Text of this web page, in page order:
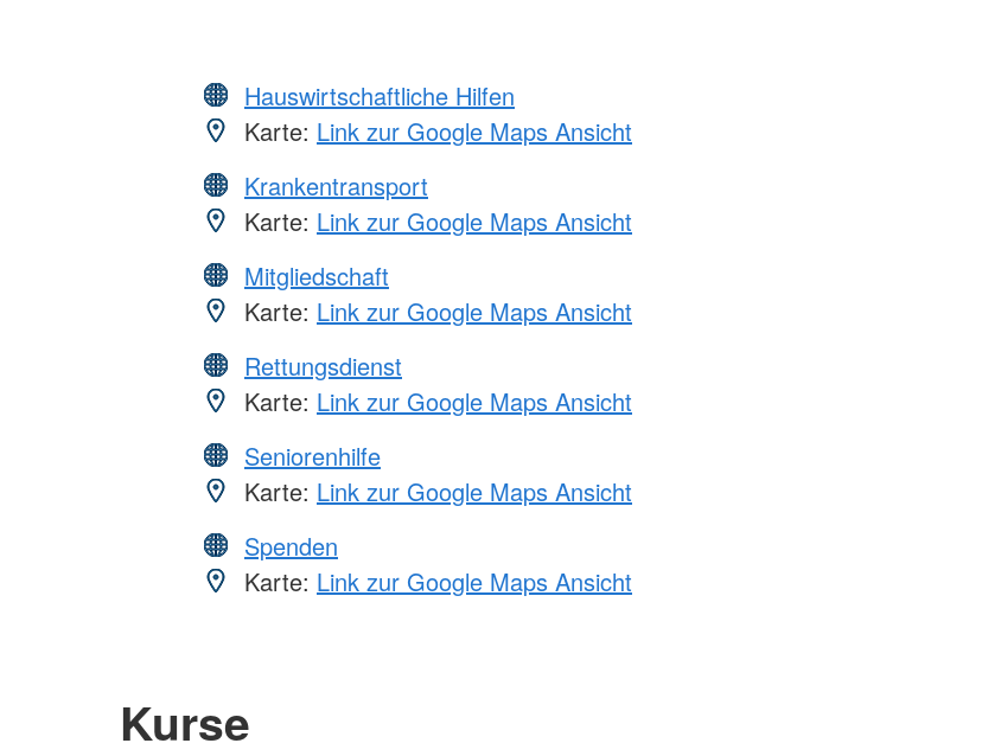
Hauswirtschaftliche Hilfen
Karte: Link zur Google Maps Ansicht
Krankentransport
Karte: Link zur Google Maps Ansicht
Mitgliedschaft
Karte: Link zur Google Maps Ansicht
Rettungsdienst
Karte: Link zur Google Maps Ansicht
Seniorenhilfe
Karte: Link zur Google Maps Ansicht
Spenden
Karte: Link zur Google Maps Ansicht
Kurse